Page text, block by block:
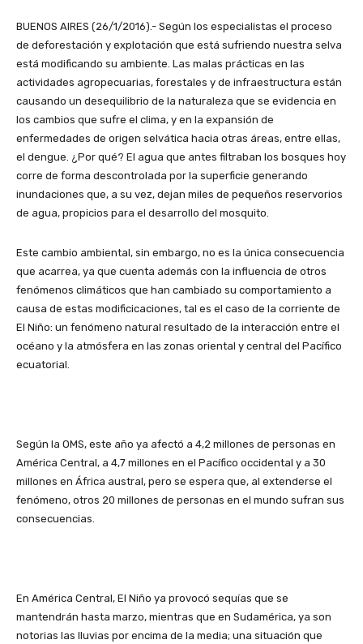
BUENOS AIRES (26/1/2016).- Según los especialistas el proceso
de deforestación y explotación que está sufriendo nuestra selva
está modificando su ambiente. Las malas prácticas en las
actividades agropecuarias, forestales y de infraestructura están
causando un desequilibrio de la naturaleza que se evidencia en
los cambios que sufre el clima, y en la expansión de
enfermedades de origen selvática hacia otras áreas, entre ellas,
el dengue. ¿Por qué? El agua que antes filtraban los bosques hoy
corre de forma descontrolada por la superficie generando
inundaciones que, a su vez, dejan miles de pequeños reservorios
de agua, propicios para el desarrollo del mosquito.
Este cambio ambiental, sin embargo, no es la única consecuencia
que acarrea, ya que cuenta además con la influencia de otros
fenómenos climáticos que han cambiado su comportamiento a
causa de estas modificicaciones, tal es el caso de la corriente de
El Niño: un fenómeno natural resultado de la interacción entre el
océano y la atmósfera en las zonas oriental y central del Pacífico
ecuatorial.
Según la OMS, este año ya afectó a 4,2 millones de personas en
América Central, a 4,7 millones en el Pacífico occidental y a 30
millones en África austral, pero se espera que, al extenderse el
fenómeno, otros 20 millones de personas en el mundo sufran sus
consecuencias.
En América Central, El Niño ya provocó sequías que se
mantendrán hasta marzo, mientras que en Sudamérica, ya son
notorias las lluvias por encima de la media; una situación que